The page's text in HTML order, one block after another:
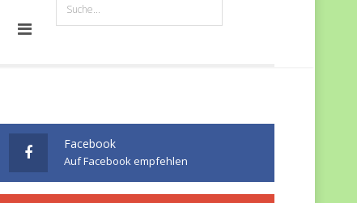
Facebook
Auf Facebook empfehlen